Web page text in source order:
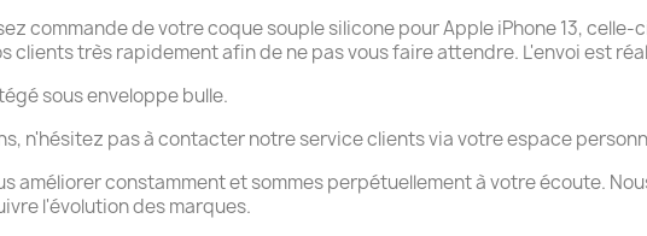
commande de votre coque souple silicone pour Apple iPhone 13,
clients très rapidement afin de ne pas vous faire attendre. L'envoi est
sous enveloppe bulle.
n'hésitez pas à contacter notre service clients via votre espace
améliorer constamment et sommes perpétuellement à votre écoute.
l'évolution des marques.